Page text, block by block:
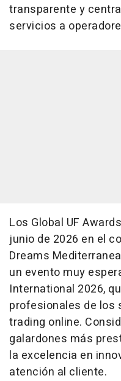
transparente y
servicios a
Los Global UF
junio de 2026 en el
Dreams
un evento muy
International 2026,
profesionales de los
trading online.
galardones más
la excelencia en
atención al cliente.